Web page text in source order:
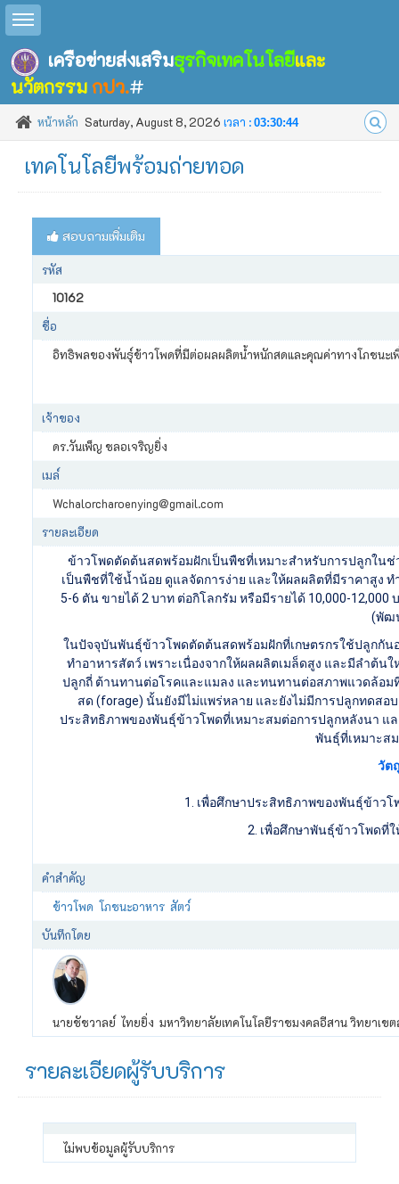
Toggle sidebar
เครือข่ายส่งเสริมธุรกิจเทคโนโลยีและ
นวัตกรรมกปว.#
หน้าหลัก Saturday, August 8, 2026 เวลา : 03:30:45
เทคโนโลยีพร้อมถ่ายทอด
สอบถามเพิ่มเติม
รหัส
10162
ชื่อ
อิทธิพลของพันธุ์ข้าวโพดที่มีต่อผลผลิตน้ำหนักสดและคุณค่าทางโภชนะเ
เจ้าของ
ดร.วันเพ็ญ ชลอเจริญยิ่ง
เมล์
Wchalorcharoenying@gmail.com
รายละเอียด
ข้าวโพดตัดต้นสดพร้อมฝักเป็นพืชที่เหมาะสำหรับการปลูกในช่
เป็นพืชที่ใช้น้ำน้อย ดูแลจัดการง่าย และให้ผลผลิตที่มีราคาสูง
5-6 ตัน ขายได้ 2 บาท ต่อกิโลกรัม หรือมีรายได้ 10,000-
(พัฒ
ในปัจจุบันพันธุ์ข้าวโพดตัดต้นสดพร้อมฝักที่เกษตรกรใช้ปลูกกั
ทำอาหารสัตว์ เพราะเนื่องจากให้ผลผลิตเมล็ดสูง และมีลำต้
ปลูกถี่ ต้านทานต่อโรคและแมลง และทนทานต่อสภาพแวดล้อ
สด (forage) นั้นยังมีไม่แพร่หลาย และยังไม่มีการปลูกทดส
ประสิทธิภาพของพันธุ์ข้าวโพดที่เหมาะสมต่อการปลูกหลังนา
พันธุ์ที่เหมาะส
วัต
1. เพื่อศึกษาประสิทธิภาพของพันธุ์ข้าว
2. เพื่อศึกษาพันธุ์ข้าวโพดที่
คำสำคัญ
ข้าวโพด โภชนะอาหาร สัตว์
บันทึกโดย
นายชัชวาลย์ ไทยยิ่ง มหาวิทยาลัยเทคโนโลยีราชมงคลอีสาน วิทยาเข
รายละเอียดผู้รับบริการ
ไม่พบข้อมูลผู้รับบริการ